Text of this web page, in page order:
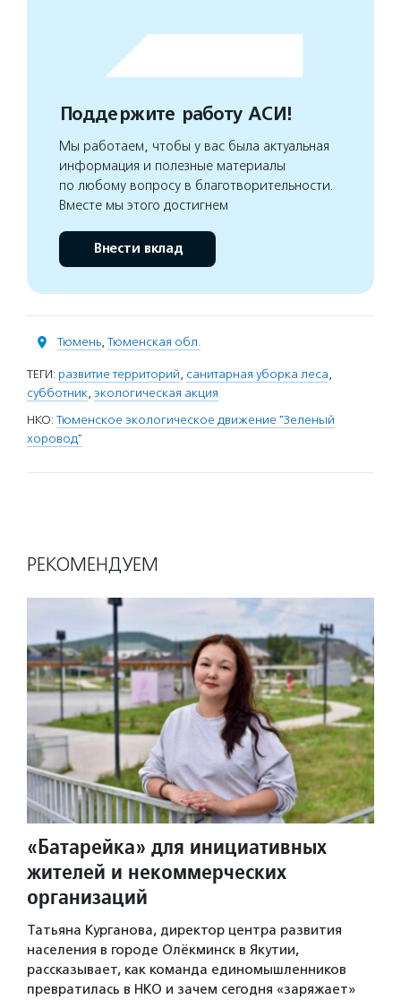
Поддержите работу АСИ!
Мы работаем, чтобы у вас была актуальная
информация и полезные материалы
по любому вопросу в благотворительности.
Вместе мы этого достигнем
Внести вклад
Тюмень, Тюменская обл.
ТЕГИ: развитие территорий, санитарная уборка леса,
субботник, экологическая акция
НКО: Тюменское экологическое движение "Зеленый
хоровод"
РЕКОМЕНДУЕМ
«Батарейка» для инициативных
жителей и некоммерческих
организаций
Татьяна Курганова, директор центра развития
населения в городе Олёкминск в Якутии,
рассказывает, как команда единомышленников
превратилась в НКО и зачем сегодня «заряжает»